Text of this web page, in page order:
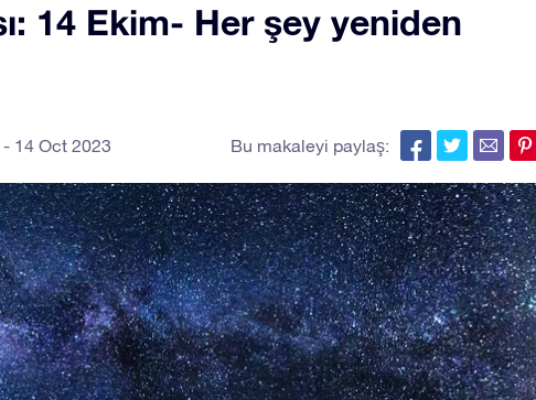
14 Ekim- Her şey yeniden
14 Oct 2023 Bu makaleyi paylaş: